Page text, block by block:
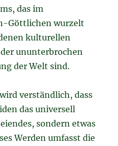
das im
Göttlichen wurzelt
kulturellen
ununterbrochen
der Welt sind.
verständlich, dass
das universell
sondern etwas
Werden umfasst die